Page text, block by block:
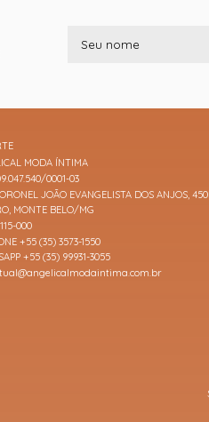
MODA ÍNTIMA
0001-03
JOÃO EVANGELISTA DOS ANJOS, 450
MONTE BELO/MG
000
+55 (35) 3573-1550
+55 (35) 99931-3055